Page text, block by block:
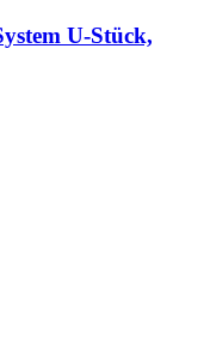
U-Stück,